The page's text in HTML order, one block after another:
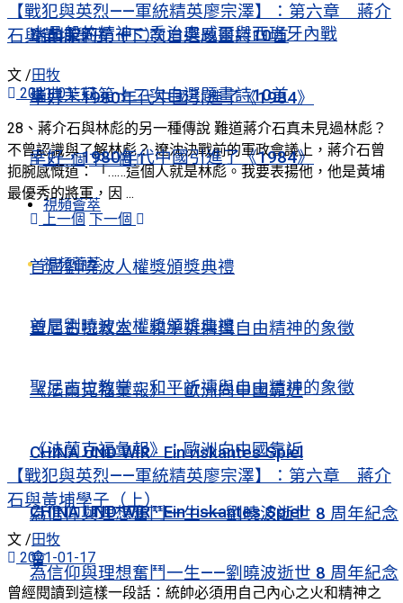
瑞典茉莉第十二次自選題畫詩10首
幸好，1980年代中國引進了《1984》
上一個 下一個
視頻薈萃
首屆劉曉波人權獎頒獎典禮
聖尼古拉教堂：和平祈禱與自由精神的象徵
《法蘭克福彙報》：歐洲向中國靠近
CHINA UND WIR · Ein riskantes Spiel
為信仰與理想奮鬥一生——劉曉波逝世 8 周年紀念
會
水晶般的精神：喬治奧威爾與西班牙內戰
瑞典茉莉第十二次自選題畫詩10首
幸好，1980年代中國引進了《1984》
上一個 下一個
視頻薈萃
首屆劉曉波人權獎頒獎典禮
聖尼古拉教堂：和平祈禱與自由精神的象徵
《法蘭克福彙報》：歐洲向中國靠近
CHINA UND WIR · Ein riskantes Spiel
為信仰與理想奮鬥一生——劉曉波逝世 8 周年紀念
【戰犯與英烈——軍統精英廖宗澤】：第六章 蔣介
石與黃埔學子（下）
文 /田牧
2021-01-17
28、蔣介石與林彪的另一種傳說 難道蔣介石真未見過林彪？
不曾認識與了解林彪？ 遼沈決戰前的軍政會議上，蔣介石曾
扼腕感慨道：「……這個人就是林彪。我要表揚他，他是黃埔
最優秀的將軍，因 ...
【戰犯與英烈——軍統精英廖宗澤】：第六章 蔣介
石與黃埔學子（上）
文 /田牧
2021-01-17
曾經閱讀到這樣一段話：統帥必須用自己內心之火和精神之